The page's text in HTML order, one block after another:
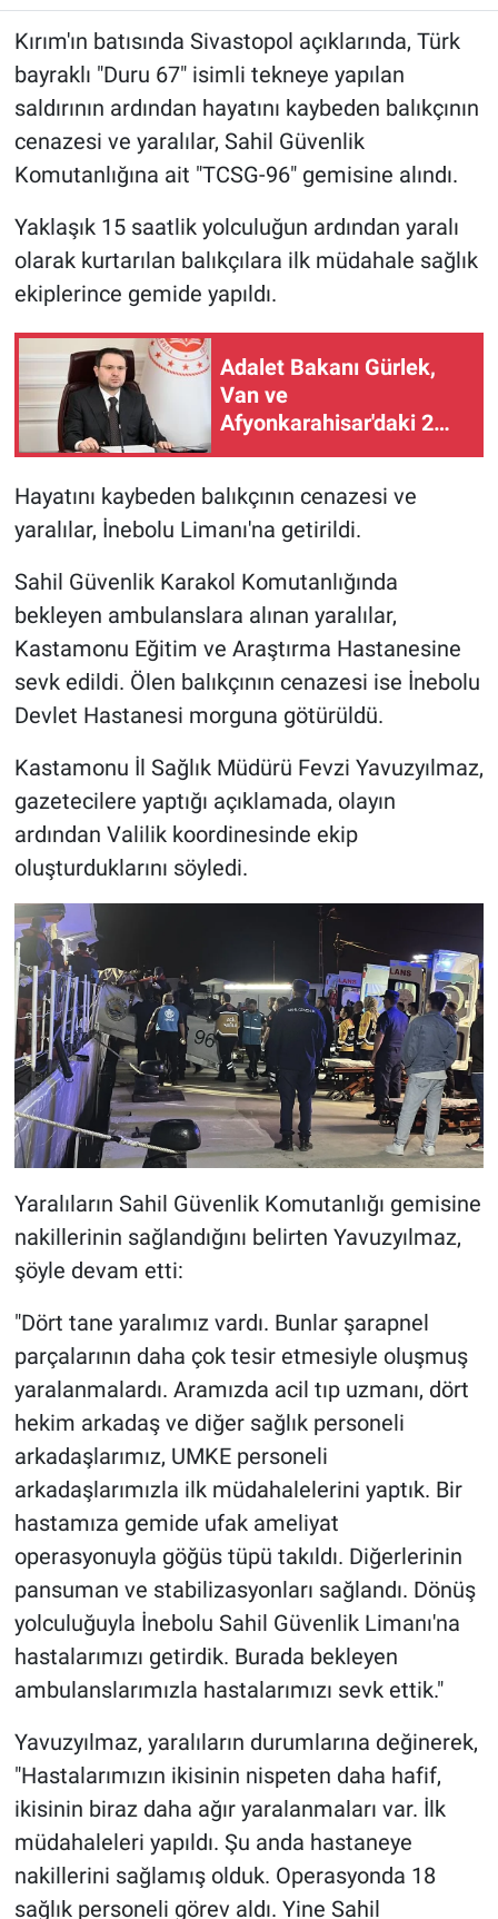
Kırım'ın batısında Sivastopol açıklarında, Türk
bayraklı "Duru 67" isimli tekneye yapılan
saldırının ardından hayatını kaybeden balıkçının
cenazesi ve yaralılar, Sahil Güvenlik
Komutanlığına ait "TCSG-96" gemisine alındı.
Yaklaşık 15 saatlik yolculuğun ardından yaralı
olarak kurtarılan balıkçılara ilk müdahale sağlık
ekiplerince gemide yapıldı.
Adalet Bakanı Gürlek,
Van ve
Afyonkarahisar'daki 2
faili meçhul olayın
Hayatını kaybeden balıkçının cenazesi ve
yaralılar, İnebolu Limanı'na getirildi.
Sahil Güvenlik Karakol Komutanlığında
bekleyen ambulanslara alınan yaralılar,
Kastamonu Eğitim ve Araştırma Hastanesine
sevk edildi. Ölen balıkçının cenazesi ise İnebolu
Devlet Hastanesi morguna götürüldü.
Kastamonu İl Sağlık Müdürü Fevzi Yavuzyılmaz,
gazetecilere yaptığı açıklamada, olayın
ardından Valilik koordinesinde ekip
oluşturduklarını söyledi.
Yaralıların Sahil Güvenlik Komutanlığı gemisine
nakillerinin sağlandığını belirten Yavuzyılmaz,
şöyle devam etti:
"Dört tane yaralımız vardı. Bunlar şarapnel
parçalarının daha çok tesir etmesiyle oluşmuş
yaralanmalardı. Aramızda acil tıp uzmanı, dört
hekim arkadaş ve diğer sağlık personeli
arkadaşlarımız, UMKE personeli
arkadaşlarımızla ilk müdahalelerini yaptık. Bir
hastamıza gemide ufak ameliyat
operasyonuyla göğüs tüpü takıldı. Diğerlerinin
pansuman ve stabilizasyonları sağlandı. Dönüş
yolculuğuyla İnebolu Sahil Güvenlik Limanı'na
hastalarımızı getirdik. Burada bekleyen
ambulanslarımızla hastalarımızı sevk ettik."
Yavuzyılmaz, yaralıların durumlarına değinerek,
"Hastalarımızın ikisinin nispeten daha hafif,
ikisinin biraz daha ağır yaralanmaları var. İlk
müdahaleleri yapıldı. Şu anda hastaneye
nakillerini sağlamış olduk. Operasyonda 18
sağlık personeli görev aldı. Yine Sahil